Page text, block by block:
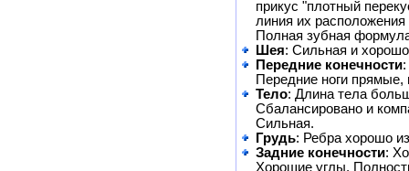
прикус "плотный
линия их
Полная зубная
Шея: Сильная и хорошо
Передние конечности:
Передние ноги
Тело: Длина тела
Сбалансировано и
Сильная.
Грудь: Ребра хорошо
Задние конечности:
Хорошие углы.